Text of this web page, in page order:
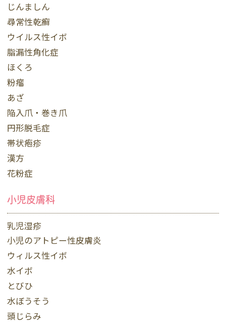
じんましん
尋常性乾癬
ウイルス性イボ
脂漏性角化症
ほくろ
粉瘤
あざ
陥入爪・巻き爪
円形脱毛症
帯状疱疹
漢方
花粉症
小児皮膚科
乳児湿疹
小児のアトピー性皮膚炎
ウィルス性イボ
水イボ
とびひ
水ぼうそう
頭じらみ